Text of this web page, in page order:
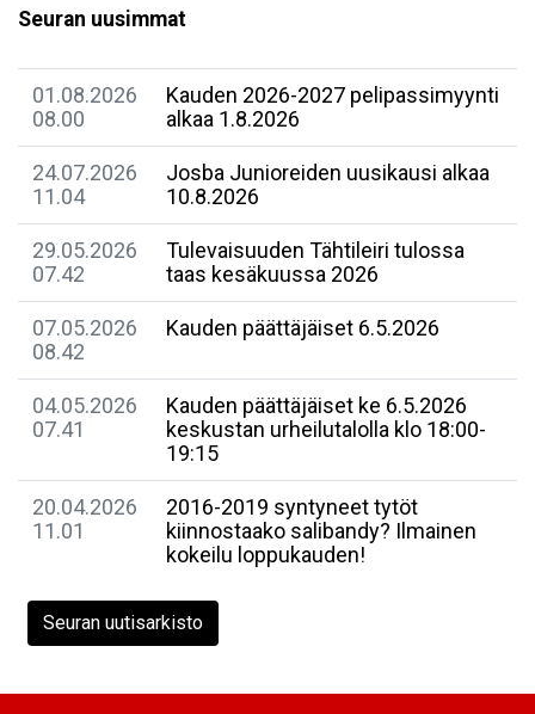
Seuran uusimmat
01.08.2026
08.00
Kauden 2026-2027 pelipassimyynti
alkaa 1.8.2026
24.07.2026
11.04
Josba Junioreiden uusikausi alkaa
10.8.2026
29.05.2026
07.42
Tulevaisuuden Tähtileiri tulossa
taas kesäkuussa 2026
07.05.2026
08.42
Kauden päättäjäiset 6.5.2026
04.05.2026
07.41
Kauden päättäjäiset ke 6.5.2026
keskustan urheilutalolla klo 18:00-
19:15
20.04.2026
11.01
2016-2019 syntyneet tytöt
kiinnostaako salibandy? Ilmainen
kokeilu loppukauden!
Seuran uutisarkisto